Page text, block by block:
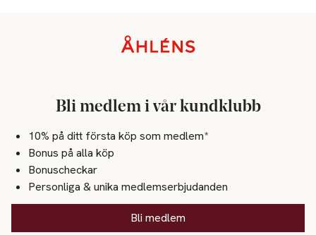
Bli medlem i vår kundklubb
10% på ditt första köp som medlem*
Bonus på alla köp
Bonuscheckar
Personliga & unika medlemserbjudanden
Bli medlem